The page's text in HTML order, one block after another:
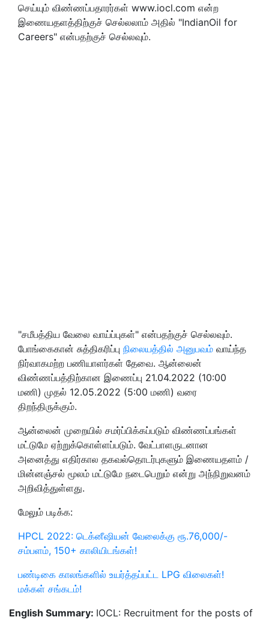
செய்யும் விண்ணப்பதாரர்கள் www.iocl.com என்ற
இணையதளத்திற்குச் செல்லலாம் அதில் "IndianOil for
Careers" என்பதற்குச் செல்லவும்.
"சமீபத்திய வேலை வாய்ப்புகள்" என்பதற்குச் செல்லவும்.
போங்கைகான் சுத்திகரிப்பு நிலையத்தில் அனுபவம் வாய்ந்த
நிர்வாகமற்ற பணியாளர்கள் தேவை. ஆன்லைன்
விண்ணப்பத்திற்கான இணைப்பு 21.04.2022 (10:00
மணி) முதல் 12.05.2022 (5:00 மணி) வரை
திறந்திருக்கும்.
ஆன்லைன் முறையில் சமர்ப்பிக்கப்படும் விண்ணப்பங்கள்
மட்டுமே ஏற்றுக்கொள்ளப்படும். வேட்பாளருடனான
அனைத்து எதிர்கால தகவல்தொடர்புகளும் இணையதளம் /
மின்னஞ்சல் மூலம் மட்டுமே நடைபெறும் என்று அந்நிறுவனம்
அறிவித்துள்ளது.
மேலும் படிக்க:
HPCL 2022: டெக்னீஷியன் வேலைக்கு ரூ.76,000/-
சம்பளம், 150+ காலியிடங்கள்!
பண்டிகை காலங்களில் உயர்த்தப்பட்ட LPG விலைகள்!
மக்கள் சங்கடம்!
English Summary: IOCL: Recruitment for the posts of